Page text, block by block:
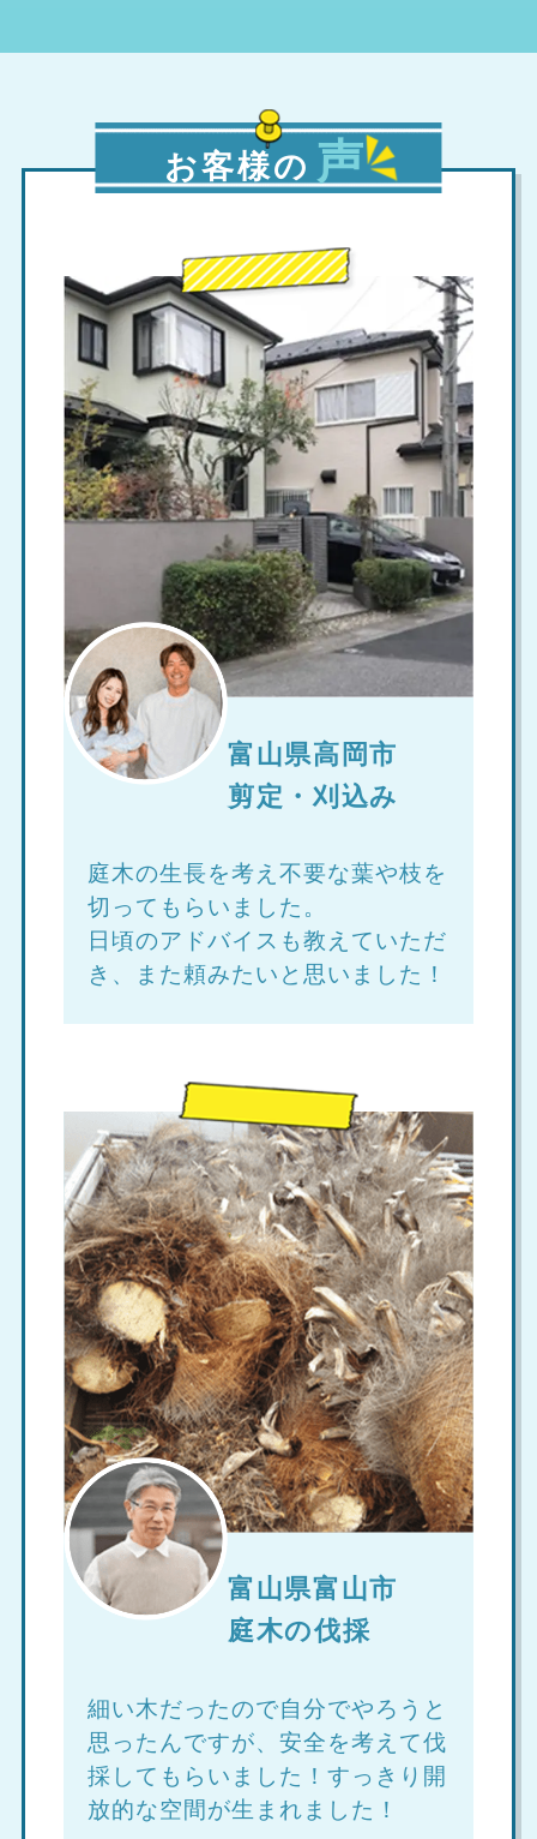
お客様の 声
富山県高岡市
剪定・刈込み
庭木の生長を考え不要な葉や枝を
切ってもらいました。
日頃のアドバイスも教えていただ
き、また頼みたいと思いました！
富山県富山市
庭木の伐採
細い木だったので自分でやろうと
思ったんですが、安全を考えて伐
採してもらいました！すっきり開
放的な空間が生まれました！